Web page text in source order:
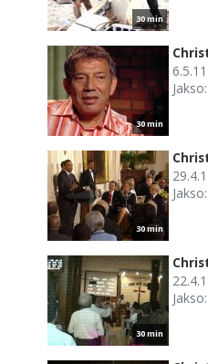
30 min
30 min
30 min
30 min